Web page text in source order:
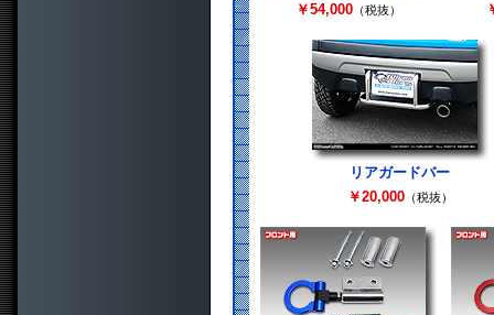
￥54,000 （税抜）
リアガードバー
￥20,000（税抜）